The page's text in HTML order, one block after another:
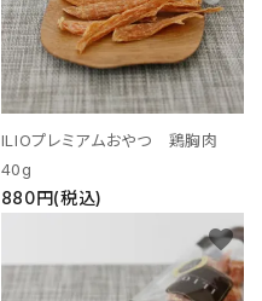
ILIOプレミアムおやつ 鶏胸肉
40g
880円(税込)
favorite